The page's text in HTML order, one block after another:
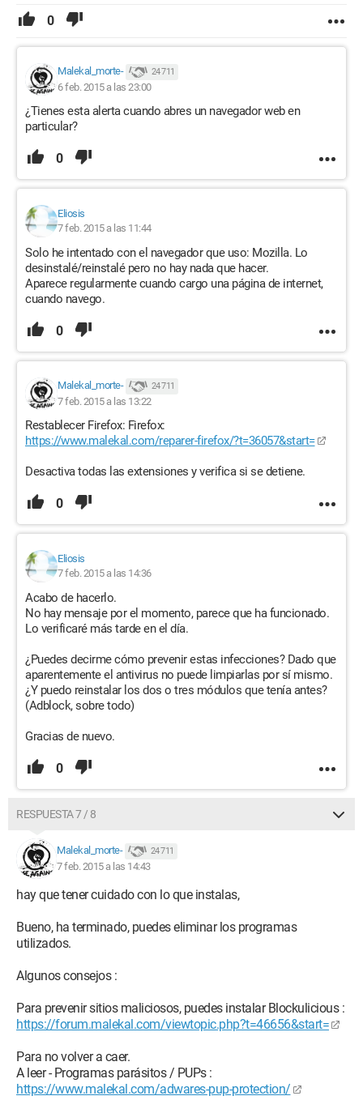
0
Malekal_morte- 24 711
6 feb. 2015 a las 23:00
¿Tienes esta alerta cuando abres un navegador web en
particular?
0
Eliosis
7 feb. 2015 a las 11:44
Solo he intentado con el navegador que uso: Mozilla. Lo
desinstalé/reinstalé pero no hay nada que hacer.
Aparece regularmente cuando cargo una página de internet,
cuando navego.
0
Malekal_morte- 24 711
7 feb. 2015 a las 13:22
Restablecer Firefox: Firefox:
https://www.malekal.com/reparer-firefox/?t=36057&start=
Desactiva todas las extensiones y verifica si se detiene.
0
Eliosis
7 feb. 2015 a las 14:36
Acabo de hacerlo.
No hay mensaje por el momento, parece que ha funcionado.
Lo verificaré más tarde en el día.
¿Puedes decirme cómo prevenir estas infecciones? Dado que
aparentemente el antivirus no puede limpiarlas por sí mismo.
¿Y puedo reinstalar los dos o tres módulos que tenía antes?
(Adblock, sobre todo)
Gracias de nuevo.
0
RESPUESTA 7 / 8
Malekal_morte- 24 711
7 feb. 2015 a las 14:43
hay que tener cuidado con lo que instalas,
Bueno, ha terminado, puedes eliminar los programas
utilizados.
Algunos consejos :
Para prevenir sitios maliciosos, puedes instalar Blockulicious :
https://forum.malekal.com/viewtopic.php?t=46656&start=
Para no volver a caer.
A leer - Programas parásitos / PUPs :
https://www.malekal.com/adwares-pup-protection/